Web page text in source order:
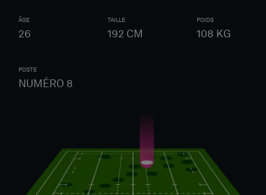
ÂGE
26
TAILLE
192 CM
POIDS
108 KG
POSTE
NUMÉRO 8